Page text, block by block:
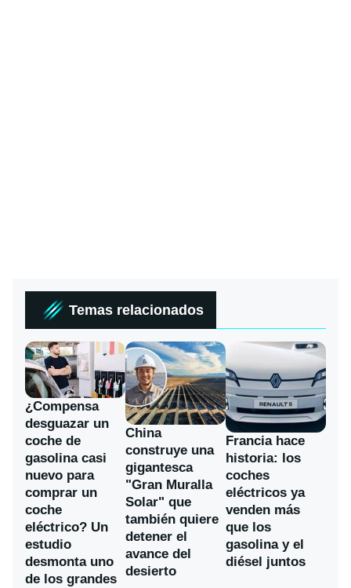
Temas relacionados
¿Compensa
desguazar un
coche de
gasolina casi
nuevo para
comprar un
coche
eléctrico? Un
estudio
desmonta uno
de los grandes
China
construye una
gigantesca
"Gran Muralla
Solar" que
también quiere
detener el
avance del
desierto
Francia hace
historia: los
coches
eléctricos ya
venden más
que los
gasolina y el
diésel juntos